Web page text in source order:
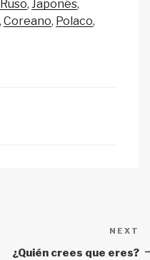
Ruso Japonés
Coreano Polaco
NEXT
¿Quién crees que eres?